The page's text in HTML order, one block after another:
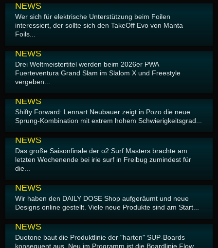
NEWS
Wer sich für elektrische Unterstützung beim Foilen
interessiert, der sollte sich den TakeOff Evo von Manta
Foils...
NEWS
Drei Weltmeistertitel werden beim 2026er PWA
Fuerteventura Grand Slam im Slalom X und Freestyle
vergeben...
NEWS
Shifty Forward: Lennart Neubauer zeigt in Pozo die neue
Sprung-Kombination mit extrem hohem Schwierigkeitsgrad...
NEWS
Das große Saisonfinale der o2 Surf Masters brachte am
letzten Wochenende bei irie surf in Freibug zumindest für
die...
NEWS
Wir haben den DAILY DOSE Shop aufgeräumt und neue
Designs online gestellt. Viele neue Produkte sind am Start...
NEWS
Duotone baut die Produktlinie der "harten" SUP-Boards
konsequent aus. Neu im Programm ist die Boardlinie Flow